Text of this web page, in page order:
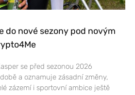
do nové sezony pod novým
se před sezonou 2026
a oznamuje zásadní změny,
zázemí i sportovní ambice ještě